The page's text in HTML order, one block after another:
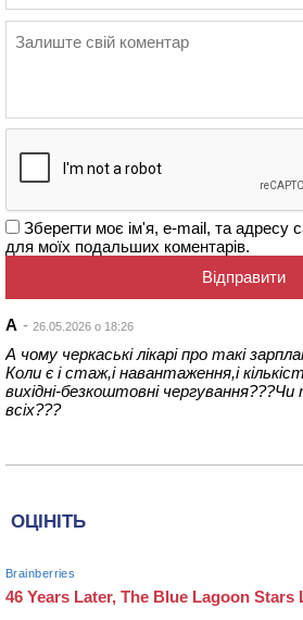
Зберегти моє ім'я, e-mail, та адресу
для моїх подальших коментарів.
А 26.05.2026 о 18:26
А чому черкаські лікарі про такі
Коли є і стаж,і навантаження,і
вихідні-безкоштовні
всіх???